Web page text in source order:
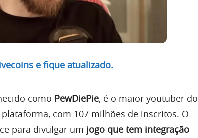
e fique atualizado.
como PewDiePie, é o maior youtuber do
com 107 milhões de inscritos. O
para divulgar um jogo que tem integração